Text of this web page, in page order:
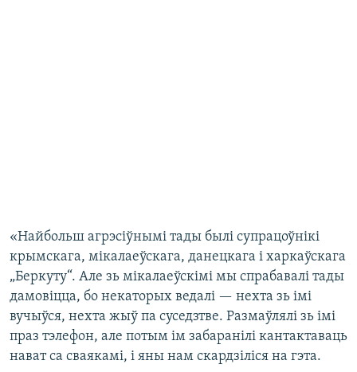
«Найбольш агрэсіўнымі тады былі супрацоўнікі
крымскага, мікалаеўскага, данецкага і харкаўскага
„Беркуту“. Але зь мікалаеўскімі мы спрабавалі тады
дамовіцца, бо некаторых ведалі — нехта зь імі
вучыўся, нехта жыў па суседзтве. Размаўлялі зь імі
праз тэлефон, але потым ім забаранілі кантактаваць
нават са сваякамі, і яны нам скардзіліся на гэта.